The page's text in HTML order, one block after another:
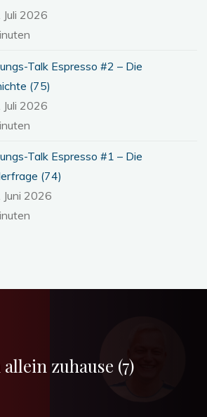
Juli 2026
Talk Espresso #2 – Die
(75)
Juli 2026
Talk Espresso #1 – Die
(74)
Juni 2026
zuhause (7)